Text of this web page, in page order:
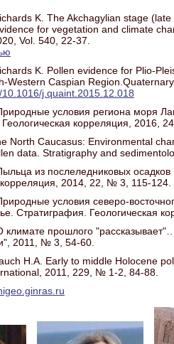
K. The Akchagylian stage
for vegetation and climate
Vol. 540, 22-37.
K. Pollen evidence for Plio-
Western Caspian
j.quaint.2015.12.018
условия региона моря
корреляция, 2016,
North Caucasus: Environmental
data. Stratigraphy and
из послеледниковых осадков
корреляция, 2014, 22, № 3, 115-124.
условия северо-
Стратиграфия. Геологическая
прошлого
2011, № 3, 54-60.
H.A. Early to middle Holocene
2011, 229, № 1-2, 84-88.